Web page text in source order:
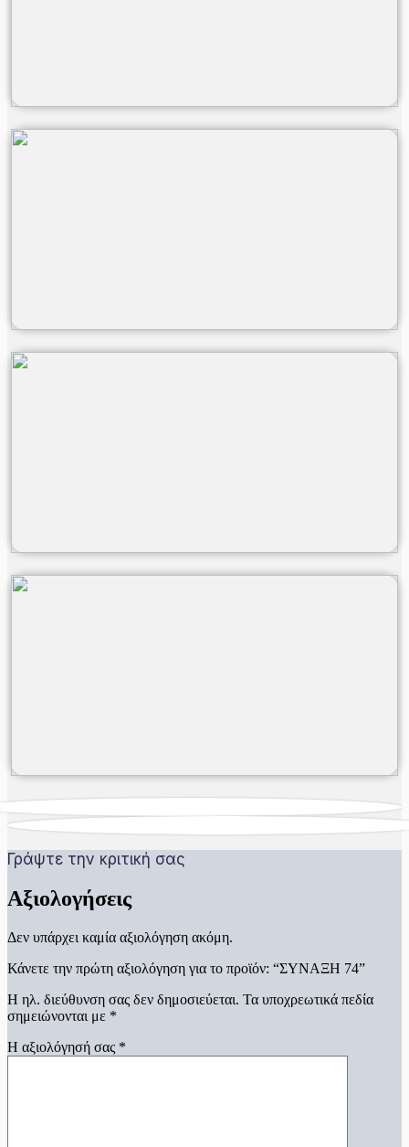
Γράψτε την κριτική σας
Αξιολογήσεις
Δεν υπάρχει καμία αξιολόγηση ακόμη.
Κάνετε την πρώτη αξιολόγηση για το προϊόν: “ΣΥΝΑΞΗ 74”
Η ηλ. διεύθυνση σας δεν δημοσιεύεται. Τα υποχρεωτικά πεδία
σημειώνονται με *
Η αξιολόγησή σας *